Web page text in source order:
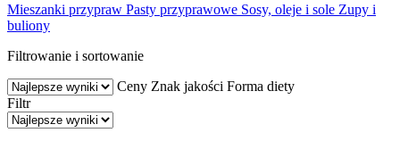
Mieszanki przypraw Pasty przyprawowe Sosy, oleje i sole Zupy i
buliony
Filtrowanie i sortowanie
Ceny Znak jakości Forma diety
Filtr